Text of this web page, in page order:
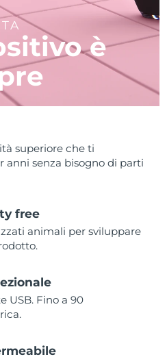
è
superiore che ti
anni senza bisogno di parti
free
animali per sviluppare
USB. Fino a 90